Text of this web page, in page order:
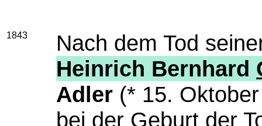
1843
Nach dem Tod
Heinrich Bernhard
Adler (* 15.
bei der Geburt der